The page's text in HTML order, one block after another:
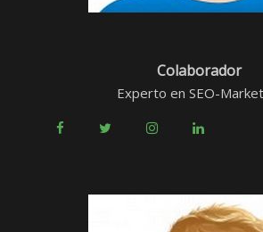
Colaborador
Experto en SEO-